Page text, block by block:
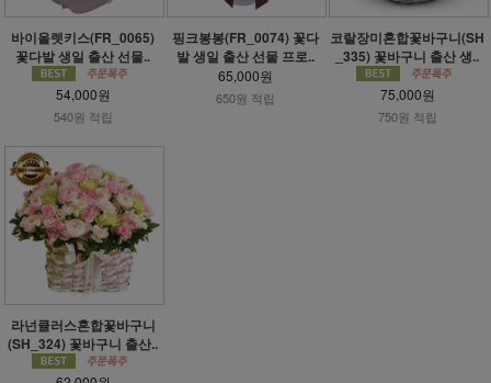
바이올렛키스(FR_0065)
꽃다발 생일 출산 선물..
54,000원
540원 적립
핑크봉봉(FR_0074) 꽃다
발 생일 출산 선물 프로..
65,000원
650원 적립
코랄장미혼합꽃바구니(SH
_335) 꽃바구니 출산 생..
75,000원
750원 적립
라넌큘러스혼합꽃바구니
(SH_324) 꽃바구니 출산..